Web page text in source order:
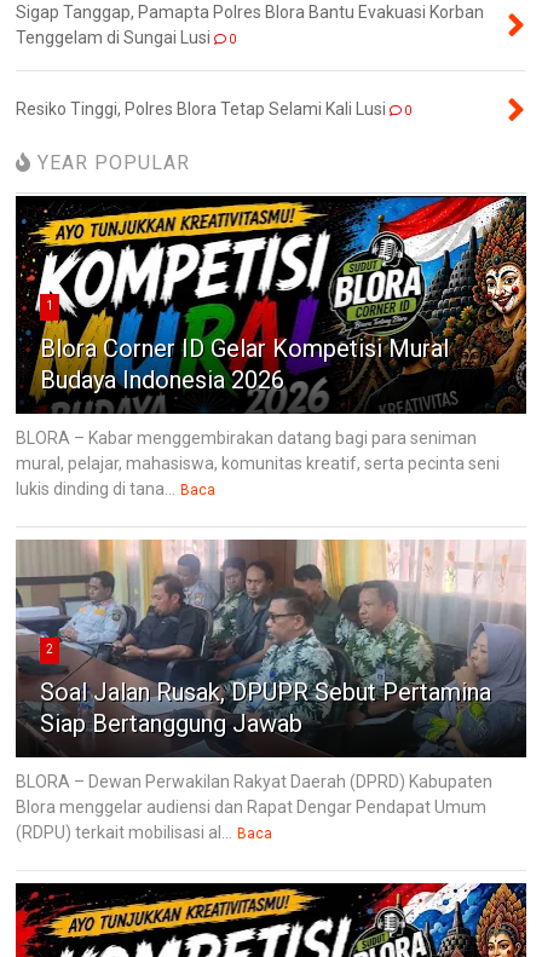
Sigap Tanggap, Pamapta Polres Blora Bantu Evakuasi Korban
Tenggelam di Sungai Lusi
0
Resiko Tinggi, Polres Blora Tetap Selami Kali Lusi 0
YEAR POPULAR
1
Blora Corner ID Gelar Kompetisi Mural
Budaya Indonesia 2026
BLORA – Kabar menggembirakan datang bagi para seniman
mural, pelajar, mahasiswa, komunitas kreatif, serta pecinta seni
lukis dinding di tana...
Baca
2
Soal Jalan Rusak, DPUPR Sebut Pertamina
Siap Bertanggung Jawab
BLORA – Dewan Perwakilan Rakyat Daerah (DPRD) Kabupaten
Blora menggelar audiensi dan Rapat Dengar Pendapat Umum
(RDPU) terkait mobilisasi al...
Baca